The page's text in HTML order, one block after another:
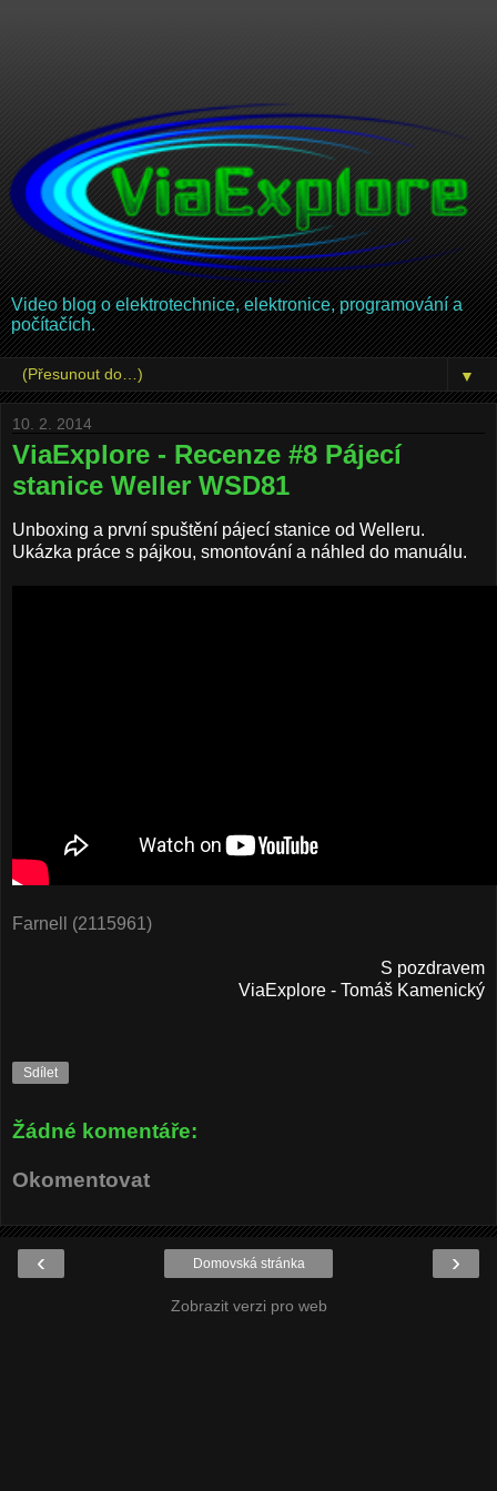
Video blog o elektrotechnice, elektronice, programování a
počítačích.
▼
10. 2. 2014
ViaExplore - Recenze #8 Pájecí
stanice Weller WSD81
Unboxing a první spuštění pájecí stanice od Welleru.
Ukázka práce s pájkou, smontování a náhled do manuálu.
Farnell (2115961)
S pozdravem
ViaExplore - Tomáš Kamenický
Sdílet
Žádné komentáře:
Okomentovat
‹ ›
Domovská stránka
Zobrazit verzi pro web